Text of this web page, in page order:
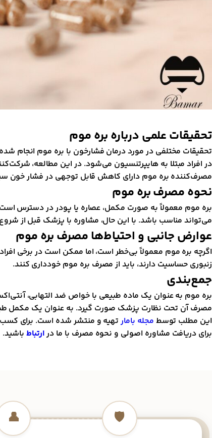
تحقیقات علمی درباره بره موم
در افراد مبتلا به هایپرتنسیون می‌شود. در این مطالعه،
مصرف‌کننده بره موم دارای کاهش قابل توجهی در فشار خون
نحوه مصرف بره موم
می‌تواند مناسب باشد. با این حال، مشاوره با پزشک قبل از
عوارض جانبی و احتیاط‌ها مصرف بره موم
اگرچه بره موم معمولاً بی‌خطر است، اما ممکن است در برخی
زنبوری حساسیت دارند، باید از مصرف بره موم خودداری کنند.
جمع‌بندی
بره موم به عنوان یک ماده طبیعی با خواص ضد التهابی،
مصرف آن تحت نظارت پزشک صورت گیرد. به عنوان یک مکمل
این مطلب توسط مجله بامارتهیه و منتشر شده است. برای کسب
برای دریافت مشاوره اصولی و نحوه مصرف با ما درارتباط باشید.
🛡️
👤